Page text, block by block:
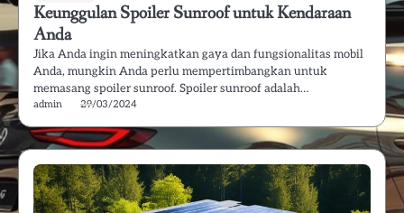
Keunggulan Spoiler Sunroof untuk Kendaraan
Anda
Jika Anda ingin meningkatkan gaya dan fungsionalitas mobil
Anda, mungkin Anda perlu mempertimbangkan untuk
memasang spoiler sunroof. Spoiler sunroof adalah…
admin 29/03/2024